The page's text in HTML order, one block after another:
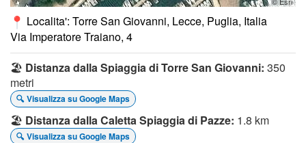
Localita': Torre San Giovanni, Lecce, Puglia, Italia
Via Imperatore Traiano, 4
🏖️ Distanza dalla Spiaggia di Torre San Giovanni: 350
metri
🔍 Visualizza su Google Maps
🏖️ Distanza dalla Caletta Spiaggia di Pazze: 1.8 km
🔍 Visualizza su Google Maps